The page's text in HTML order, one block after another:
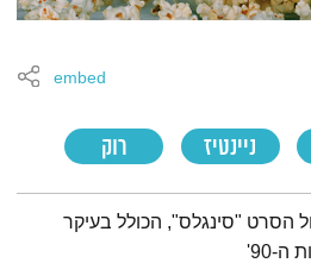
ניינטיז רוק
embed
הסרט "סינגלס", הכולל בעיקר
ה-90'